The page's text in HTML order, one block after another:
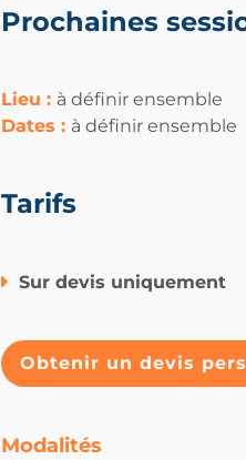
Prochaines
Lieu : à définir ensemble
Dates : à définir ensemble
Tarifs
Sur devis uniquement
Obtenir un devis
Modalités